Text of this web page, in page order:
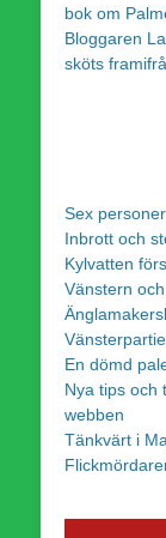
bok om
Bloggaren
sköts
Sex
Inbrott och
Kylvatten
Vänstern
En dömd
Nya tips och
webben
Tänkvärt i